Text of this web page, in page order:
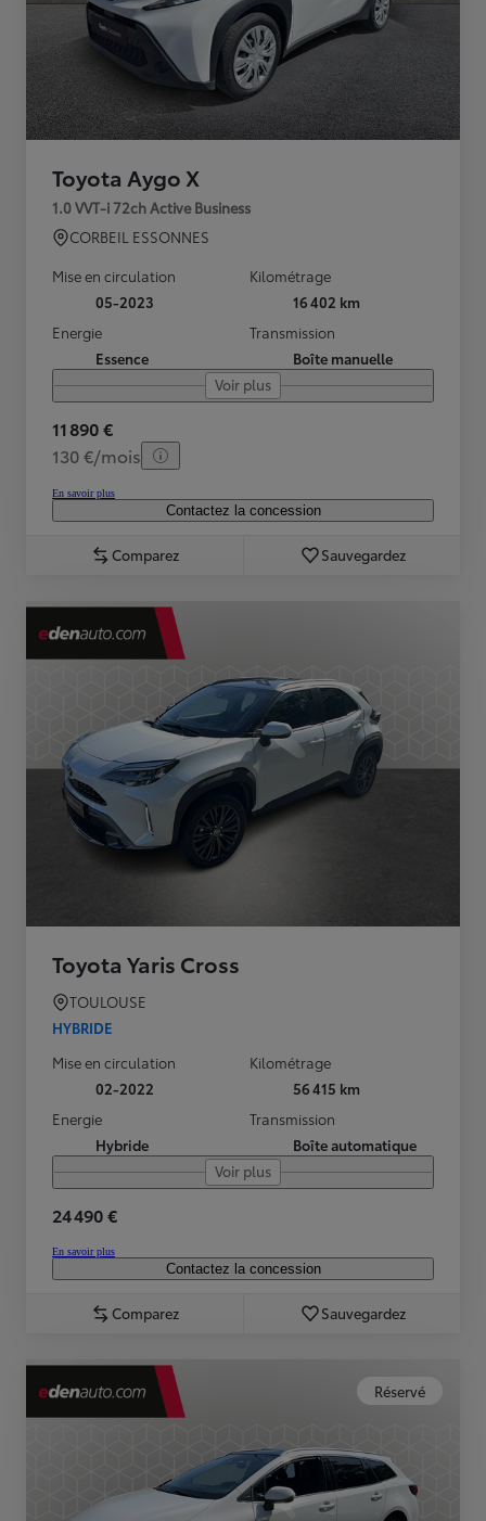
Toyota Aygo X
1.0 VVT-i 72ch Active Business
CORBEIL ESSONNES
Mise en circulation
05-2023
Kilométrage
16 402 km
Energie
Essence
Transmission
Boîte manuelle
Voir plus
11 890 €
130 €/mois
En savoir plus
Contactez la concession
Comparez Sauvegardez
Toyota Yaris Cross
TOULOUSE
HYBRIDE
Mise en circulation
02-2022
Kilométrage
56 415 km
Energie
Hybride
Transmission
Boîte automatique
Voir plus
24 490 €
En savoir plus
Contactez la concession
Comparez Sauvegardez
Réservé